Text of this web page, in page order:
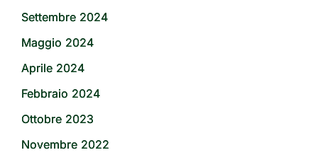
Settembre 2024
Maggio 2024
Aprile 2024
Febbraio 2024
Ottobre 2023
Novembre 2022